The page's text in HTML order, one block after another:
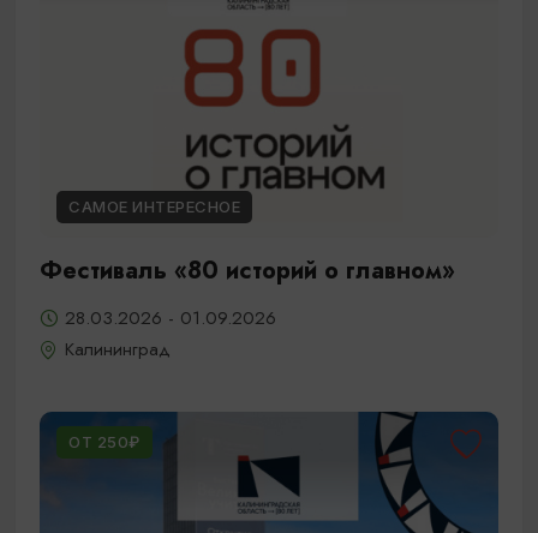
САМОЕ ИНТЕРЕСНОЕ
Фестиваль «80 историй о главном»
28.03.2026 - 01.09.2026
Калининград
ОТ 250₽